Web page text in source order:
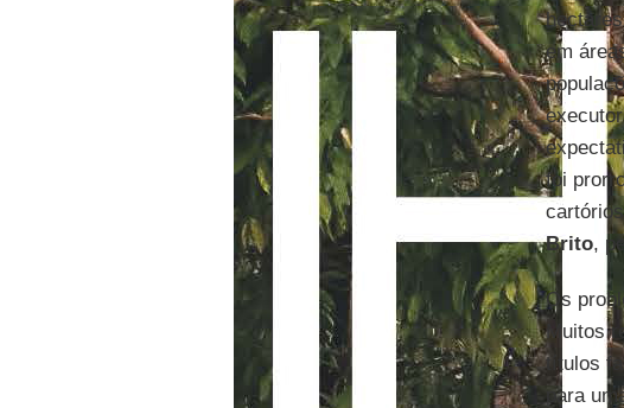
em
foi
Brito,
Os
Muitos
títulos
para